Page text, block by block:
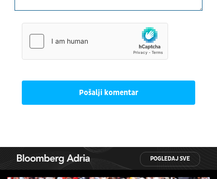
Pošalji komentar
POGLEDAJ SVE